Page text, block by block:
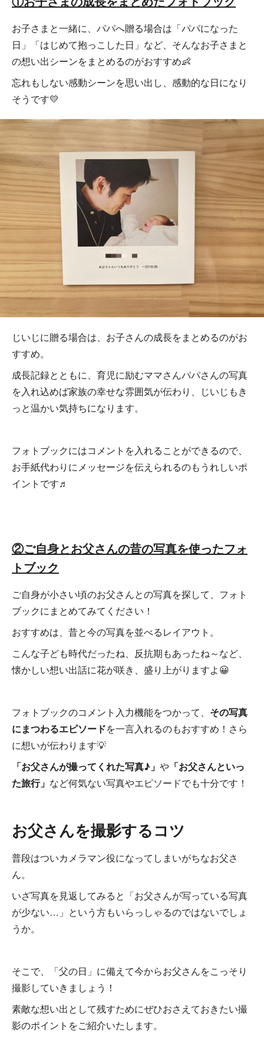
お子さまと一緒に、パパへ贈る場合は「パパになった
日」「はじめて抱っこした日」など、そんなお子さまと
の想い出シーンをまとめるのがおすすめ👶
忘れもしない感動シーンを思い出し、感動的な日になり
そうです💛
じいじに贈る場合は、お子さんの成長をまとめるのがお
すすめ。
成長記録とともに、育児に励むママさんパパさんの写真
を入れ込めば家族の幸せな雰囲気が伝わり、じいじもき
っと温かい気持ちになります。
フォトブックにはコメントを入れることができるので、
お手紙代わりにメッセージを伝えられるのもうれしいポ
イントです♬
②ご自身とお父さんの昔の写真を使ったフォ
トブック
ご自身が小さい頃のお父さんとの写真を探して、フォト
ブックにまとめてみてください！
おすすめは、昔と今の写真を並べるレイアウト。
こんな子ども時代だったね、反抗期もあったね～など、
懐かしい想い出話に花が咲き、盛り上がりますよ😀
フォトブックのコメント入力機能をつかって、 その写真
にまつわるエピソードを一言入れるのもおすすめ！さら
に想いが伝わります💡
「お父さんが撮ってくれた写真♪」 や 「お父さんといっ
た旅行」 など何気ない写真やエピソードでも十分です！
お父さんを撮影するコツ
普段はついカメラマン役になってしまいがちなお父さ
ん。
いざ写真を見返してみると「お父さんが写っている写真
が少ない…」という方もいらっしゃるのではないでしょ
うか。
そこで、「父の日」に備えて今からお父さんをこっそり
撮影していきましょう！
素敵な想い出として残すためにぜひおさえておきたい撮
影のポイントをご紹介いたします。